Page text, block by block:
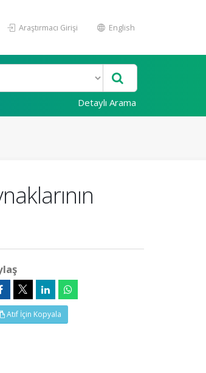
Araştırmacı Girişi English
Detaylı Arama
Atıf İçin Kopyala